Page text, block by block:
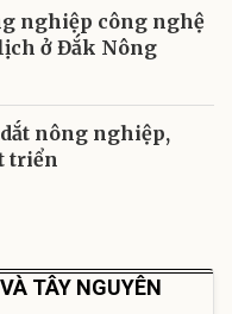
nghiệp công nghệ
ở Đắk Nông
nông nghiệp,
triển
TÂY NGUYÊN